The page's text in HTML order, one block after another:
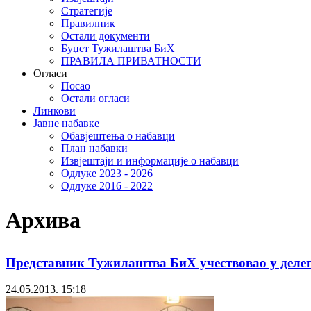
Стратегије
Правилник
Остали документи
Буџет Тужилаштва БиХ
ПРАВИЛА ПРИВАТНОСТИ
Огласи
Посао
Остали огласи
Линкови
Јавне набавке
Обавјештења о набавци
План набавки
Извјештаји и информације о набавци
Одлуке 2023 - 2026
Одлуке 2016 - 2022
Архива
Представник Тужилаштва БиХ учествовао у
24.05.2013. 15:18